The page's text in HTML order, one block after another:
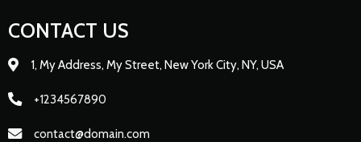
CONTACT US
1, My Address, My Street, New York City, NY, USA
+1234567890
contact@domain.com